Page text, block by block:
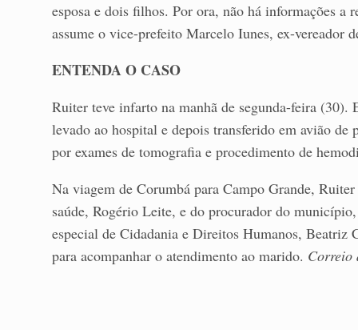
esposa e dois filhos. Por ora, não há informações a
assume o vice-prefeito Marcelo Iunes, ex-vereador
ENTENDA O CASO
Ruiter teve infarto na manhã de segunda-feira
levado ao hospital e depois transferido em avião de
por exames de tomografia e procedimento de
Na viagem de Corumbá para Campo Grande,
saúde, Rogério Leite, e do procurador do
especial de Cidadania e Direitos Humanos, Beatriz
para acompanhar o atendimento ao marido. Correio